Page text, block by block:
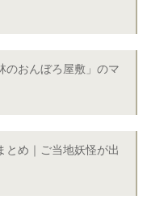
のおんぼろ屋敷」のマ
とめ｜ご当地妖怪が出